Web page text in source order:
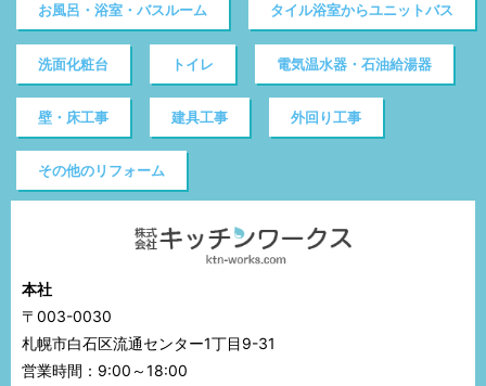
お風呂・浴室・バスルーム タイル浴室からユニットバス
洗面化粧台 トイレ 電気温水器・石油給湯器
壁・床工事 建具工事 外回り工事
その他のリフォーム
本社
〒003-0030
札幌市白石区流通センター1丁目9-31
営業時間：9:00～18:00